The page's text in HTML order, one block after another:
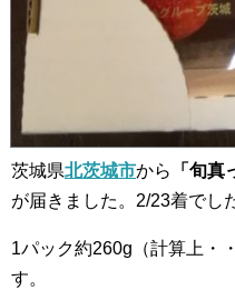
茨城県北茨城市から
「旬
が届きました。2/23着でし
1パック約260g（計算上・
す。